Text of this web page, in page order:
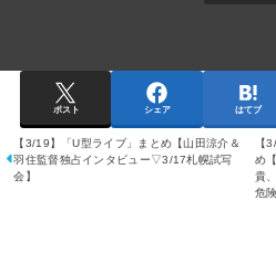
ポスト シェア はてブ
【3/19】「U型ライブ」まとめ【山田涼介＆
羽住監督独占インタビュー▽3/17札幌試写
会】
【
め
貴
危